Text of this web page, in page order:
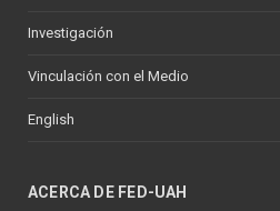
Investigación
Vinculación con el Medio
English
ACERCA DE FED-UAH